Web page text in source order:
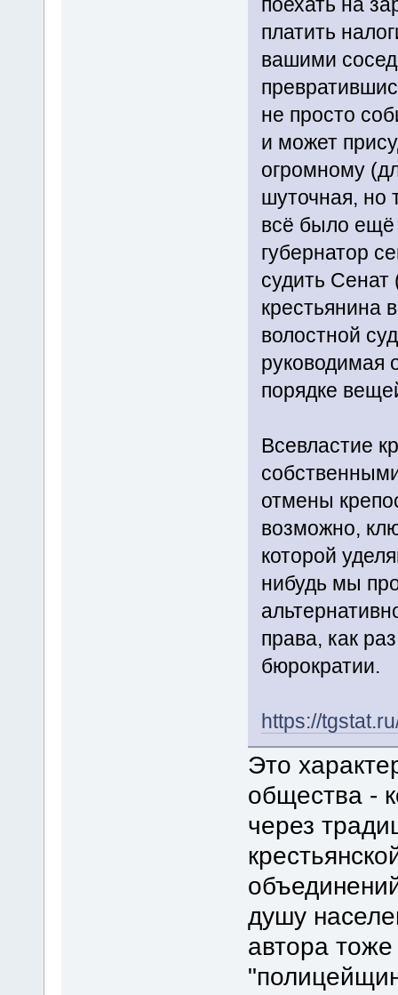
платить
вашими
не просто
и может
огромному
шуточная, но
всё было ещё
губернатор
судить Сенат
крестьянина
волостной
руководимая
порядке
Всевластие
отмены
возможно,
которой
нибудь мы
права, как
бюрократии.
https://
Это
общества -
через
душу
автора